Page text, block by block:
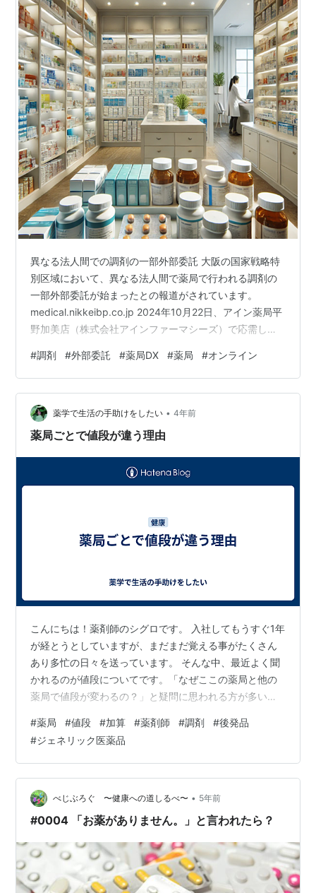
異なる法人間での調剤の一部外部委託 大阪の国家戦略特
別区域において、異なる法人間で薬局で行われる調剤の
一部外部委託が始まったとの報道がされています。
medical.nikkeibp.co.jp 2024年10月22日、アイン薬局平
野加美店（株式会社アインファーマシーズ）で応需した
平野センター（ファルメディコ株式会社）に委託し
た。」 薬局DX 現在の診療の一般的な流れでは、患者さ
んは医師の診察を受けた後、処方箋を受け取り、クリニ
ックの近くや近所にある薬局（院外処方の場合）で服薬
指導を受け、調剤された医薬品を受け取ります。患者さ
#調剤 #外部委託 #薬局DX #薬局 #オンライン
薬学で生活の手助けをしたい • 4年前
薬局ごとで値段が違う理由
こんにちは！薬剤師のシグロです。 入社してもうすぐ1年
が経とうとしていますが、まだまだ覚える事がたくさん
あり多忙の日々を送っています。 そんな中、最近よく聞
かれるのが値段についてです。「なぜここの薬局と他の
薬局で値段が変わるの？」と疑問に思われる方が多いで
ます！ そこで今回は負担金の仕組みについて解説しよう
と思います！
#薬局 #値段 #加算 #薬剤師 #調剤 #後発品
#ジェネリック医薬品
べじぶろぐ 〜健康への道しるべ〜 • 5年前
#0004 「お薬がありません。」と言われたら？